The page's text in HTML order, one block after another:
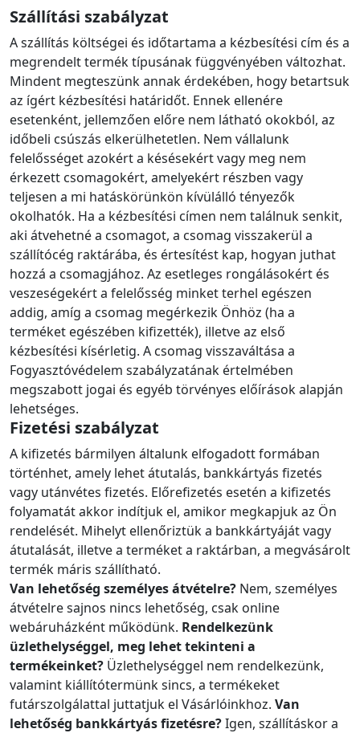
Szállítási szabályzat
A szállítás költségei és időtartama a kézbesítési cím és a
megrendelt termék típusának függvényében változhat.
Mindent megteszünk annak érdekében, hogy betartsuk
az ígért kézbesítési határidőt. Ennek ellenére
esetenként, jellemzően előre nem látható okokból, az
időbeli csúszás elkerülhetetlen. Nem vállalunk
felelősséget azokért a késésekért vagy meg nem
érkezett csomagokért, amelyekért részben vagy
teljesen a mi hatáskörünkön kívülálló tényezők
okolhatók. Ha a kézbesítési címen nem találnuk senkit,
aki átvehetné a csomagot, a csomag visszakerül a
szállítócég raktárába, és értesítést kap, hogyan juthat
hozzá a csomagjához. Az esetleges rongálásokért és
veszeségekért a felelősség minket terhel egészen
addig, amíg a csomag megérkezik Önhöz (ha a
terméket egészében kifizették), illetve az első
kézbesítési kísérletig. A csomag visszaváltása a
Fogyasztóvédelem szabályzatának értelmében
megszabott jogai és egyéb törvényes előírások alapján
lehetséges.
Fizetési szabályzat
A kifizetés bármilyen általunk elfogadott formában
történhet, amely lehet átutalás, bankkártyás fizetés
vagy utánvétes fizetés. Előrefizetés esetén a kifizetés
folyamatát akkor indítjuk el, amikor megkapjuk az Ön
rendelését. Mihelyt ellenőriztük a bankkártyáját vagy
átutalását, illetve a terméket a raktárban, a megvásárolt
termék máris szállítható.
Van lehetőség személyes átvételre? Nem, személyes
átvételre sajnos nincs lehetőség, csak online
webáruházként működünk. Rendelkezünk
üzlethelységgel, meg lehet tekinteni a
termékeinket? Üzlethelységgel nem rendelkezünk,
valamint kiállítótermünk sincs, a termékeket
futárszolgálattal juttatjuk el Vásárlóinkhoz. Van
lehetőség bankkártyás fizetésre?Igen, szállításkor a